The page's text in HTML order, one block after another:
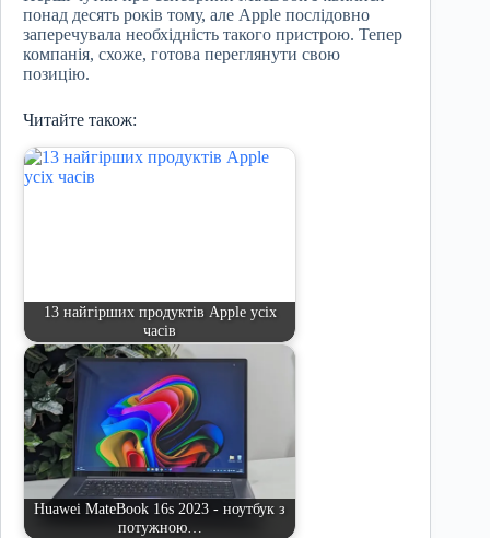
понад десять років тому, але Apple послідовно
заперечувала необхідність такого пристрою. Тепер
компанія, схоже, готова переглянути свою
позицію.
Читайте також:
13 найгірших продуктів Apple усіх
часів
Huawei MateBook 16s 2023 - ноутбук з
потужною…